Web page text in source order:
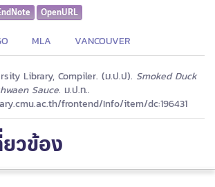
OpenURL
MLA VANCOUVER
Library, Compiler. (ม.ป.ป). Smoked Duck
Sauce. ม.ป.ท..
frontend/Info/item/dc:196431
วข้อง